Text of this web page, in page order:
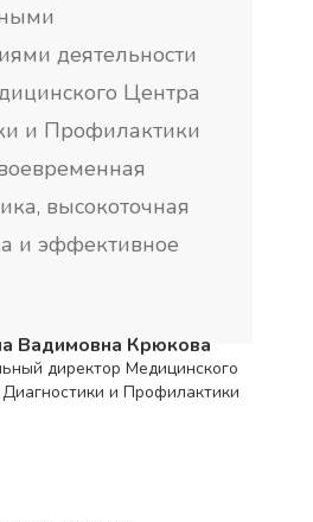
деятельности
Центра
и Профилактики
высокоточная
и эффективное
Вадимовна Крюкова
директор Медицинского
и Профилактики